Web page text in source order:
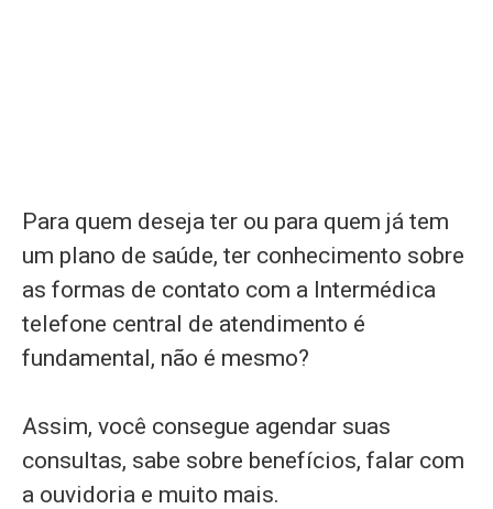
Para quem deseja ter ou para quem já tem
um plano de saúde, ter conhecimento sobre
as formas de contato com a Intermédica
telefone central de atendimento é
fundamental, não é mesmo?
Assim, você consegue agendar suas
consultas, sabe sobre benefícios, falar com
a ouvidoria e muito mais.